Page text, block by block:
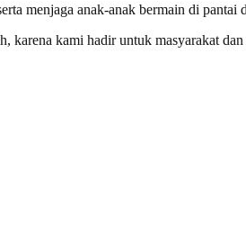
menjaga anak-anak bermain di pantai
kami hadir untuk masyarakat